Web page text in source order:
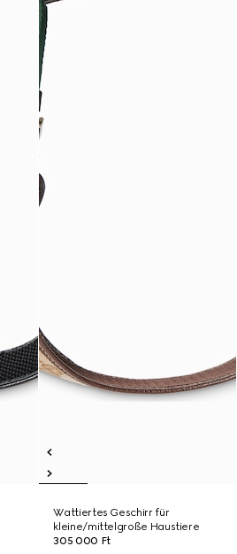
Wattiertes Geschirr für
kleine/mittelgroße Haustiere
305 000 Ft